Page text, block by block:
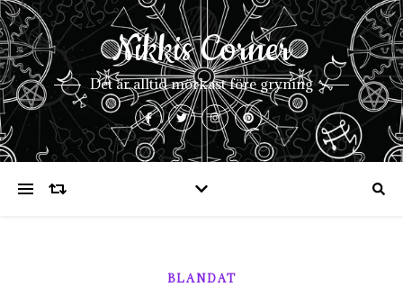
Nikkis Corner
Det är alltid mörkast före gryning
BLANDAT